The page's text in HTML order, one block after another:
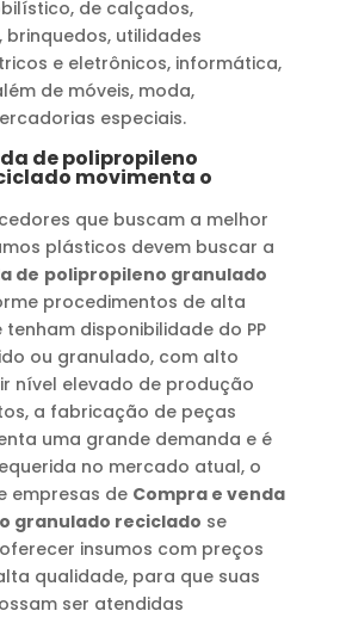
de calçados,
utilidades
e eletrônicos, informática,
de móveis, moda,
especiais.
depolipropileno
movimenta o
que buscam a melhor
plásticos devem buscar a
de polipropileno granulado
procedimentos de alta
disponibilidade do PP
ou granulado, com alto
nível elevado de produção
a fabricação de peças
uma grande demanda e é
no mercado atual, o
empresas de Compra e venda
granulado reciclado se
insumos com preços
qualidade, para que suas
ser atendidas